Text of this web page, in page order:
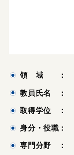
領 域 ：
教員氏名 ：
取得学位 ：
身分・役職：
専門分野 ：